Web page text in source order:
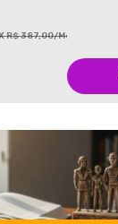
R$ 387,00/Mês